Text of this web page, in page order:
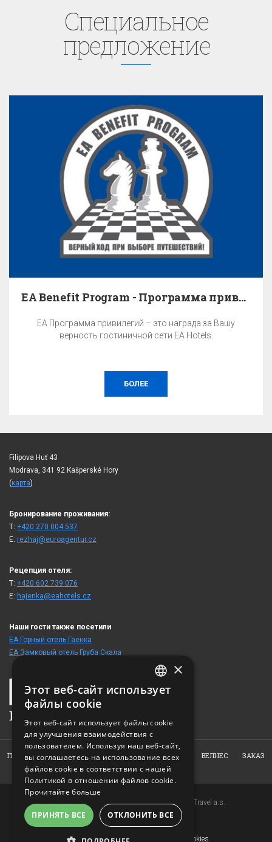
Cпециaльное
предложение
EA Benefit Program - Программа привилегий
EA Программа привилегий – это награда за Вашу
верность гостиничной сети EA Hotels.
БОЛЕЕ
Filipova Huť 43
Modrava, 341 92 Kašperské Hory
(карта)
Бронирование проживания:
T: +420 270 004 537
E: rezhaj@euroagentur.cz
Рецепция отеля:
T: +420 602 739 076
E: hajenka@eahotels.cz
Наши гости также посетили
ЕА Горный отель Гаенка
ЕА Замковый отель Груба Скала
ГЛАВНАЯ О НАС АПАРТАМЕНТЫ РЕСТОРАН ВЕЛНЕС
ЗАКАЗ
ФОТОГАЛЕРЕЯ
КОНТАКТ
Copyright © 2007-2026 EuroAgentur Hotels&Travel a.s.
www.bezvapobyt.cz
Общие условия бронирования
Заявление о конфиденциальности
Cookies
CZECH
RUSSIAN
×
Этот веб-сайт использует
файлы cookie
Этот веб-сайт использует файлы cookie
для улучшения взаимодействия с
пользователем. Используя наш веб-сайт,
вы соглашаетесь на использование всех
файлов cookie в соответствии с нашей
Политикой в ​​отношении файлов cookie.
Прочитайте больше
ПРИНЯТЬ ВСЕ ОТКЛОНИТЬ ВСЕ